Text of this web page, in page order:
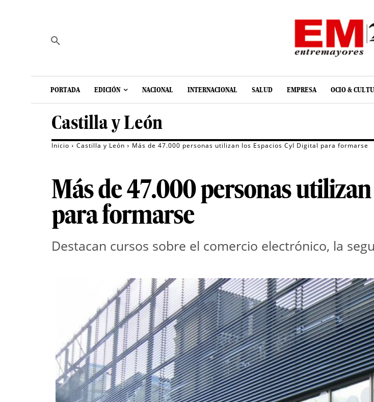
PORTADA EDICIÓN NACIONAL INTERNACIONAL SALUD EMPRESA OCIO &
Castilla y León
Inicio Castilla y León Más de 47.000 personas utilizan los Espacios Cyl Digital para formarse
Más de 47.000 personas
para formarse
Destacan cursos sobre el comercio electrónico, la